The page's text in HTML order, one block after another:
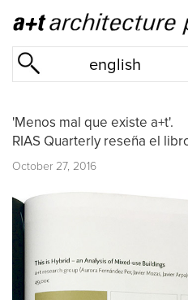
english
'Menos mal que existe a+t'.
RIAS Quarterly reseña el
October 27, 2016